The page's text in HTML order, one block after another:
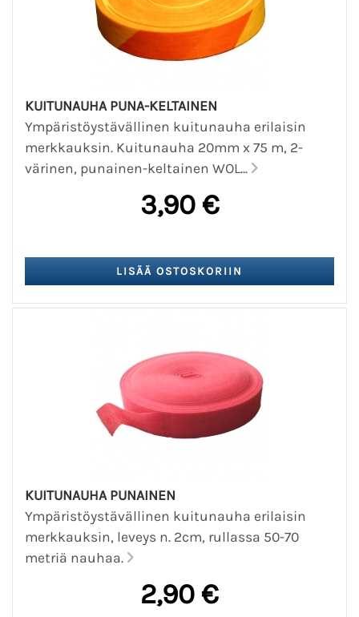
KUITUNAUHA PUNA-KELTAINEN
Ympäristöystävällinen kuitunauha erilaisin
merkkauksin. Kuitunauha 20mm x 75 m, 2-
värinen, punainen-keltainen WOL...
3,90 €
KUITUNAUHA PUNAINEN
Ympäristöystävällinen kuitunauha erilaisin
merkkauksin, leveys n. 2cm, rullassa 50-70
metriä nauhaa.
2,90 €